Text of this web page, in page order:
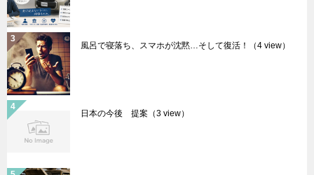
風呂で寝落ち、スマホが沈黙…そして復活！ （4 view）
日本の今後 提案 （3 view）